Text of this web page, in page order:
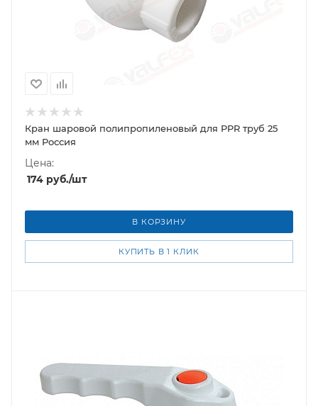
Кран шаровой полипропиленовый для PPR труб 25
мм Россия
Цена:
174 руб./шт
В КОРЗИНУ
КУПИТЬ В 1 КЛИК